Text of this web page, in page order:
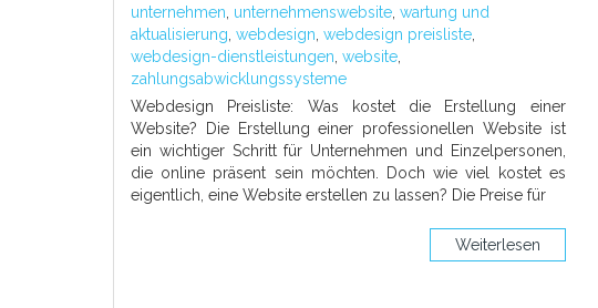
unternehmen unternehmenswebsite wartung und
aktualisierung webdesign webdesign preisliste
webdesign-dienstleistungen website
zahlungsabwicklungssysteme
Webdesign Preisliste: Was kostet die Erstellung einer
Website? Die Erstellung einer professionellen Website ist
ein wichtiger Schritt für Unternehmen und Einzelpersonen,
die online präsent sein möchten. Doch wie viel kostet es
eigentlich, eine Website erstellen zu lassen? Die Preise für
Weiterlesen